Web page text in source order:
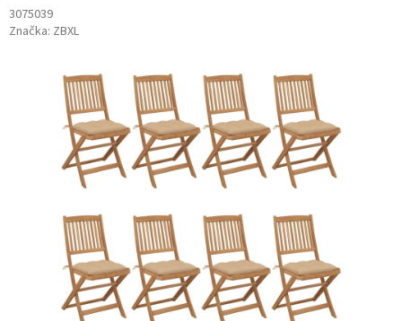
3075039
Značka: ZBXL